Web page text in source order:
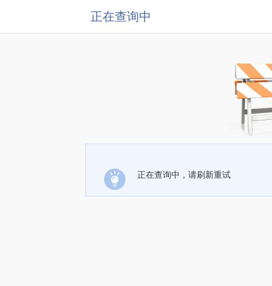
正在查询中
正在查询中，请刷新重试